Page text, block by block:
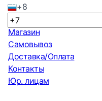
+8
Магазин
Самовывоз
Доставка/Оплата
Контакты
Юр. лицам